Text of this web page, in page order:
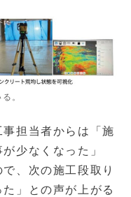
。
担当者からは「施
少なくなった」
、次の施工段取り
」との声が上がる